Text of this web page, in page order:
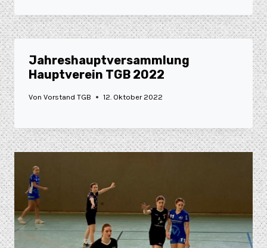
Jahreshauptversammlung
Hauptverein TGB 2022
Von Vorstand TGB 12. Oktober 2022